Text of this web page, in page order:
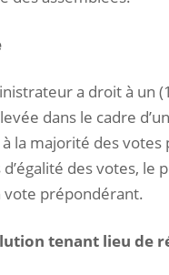
a droit à un
dans le cadre
la majorité des votes
des votes, le
vote prépondérant.
tenant lieu de